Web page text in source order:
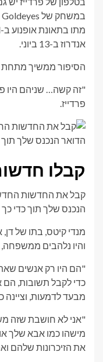
אנדרוז ב-13 ביוני.
הסיפור ממשיך
"זה קשה… שניהם היו
פרדייז.
קבלו
קבל את החדשות
הנכנס שלך תוך כדי
מנדי קיטס, בתו של
והיו נלהבים
"הם היו רק אנשים
כדי לקבל תשובות,
מבעד לדמעות,
"אני לא חושבת שזה
מישהו כמו אבא שלך
את הזיכרונות שלהם